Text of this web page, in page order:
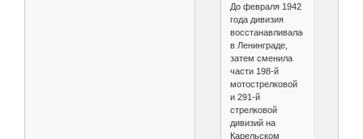
До февраля 1942
года дивизия
восстанавливалась
в Ленинграде,
затем сменила
части 198-й
мотострелковой
и 291-й
стрелковой
дивизий на
Карельском